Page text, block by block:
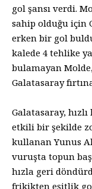
gol şansı verdi.
sahip olduğu için
erken bir gol
kalede 4 tehlike
bulamayan
Galatasaray
Galatasaray,
etkili bir şekilde
kullanan Yunus
vuruşta topun
hızla geri
frikikten eşitlik